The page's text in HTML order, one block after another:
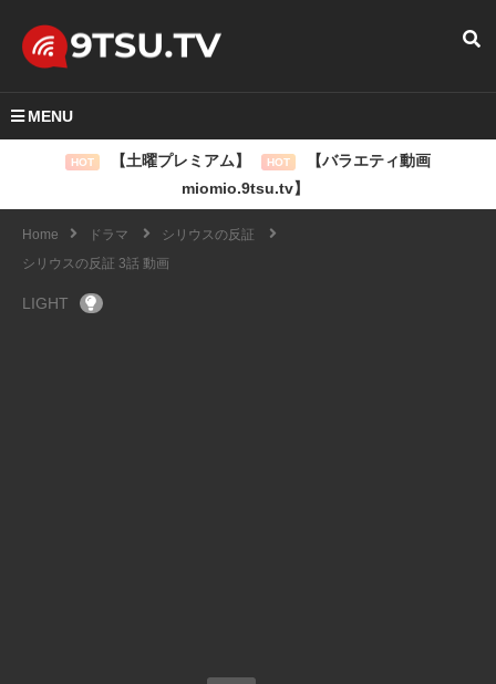
MENU
HOT 【土曜プレミアム】 HOT
【バラエティ動画
miomio.9tsu.tv】
Home ドラマ
シリウスの反証
シリウスの反証 3話 動画
LIGHT